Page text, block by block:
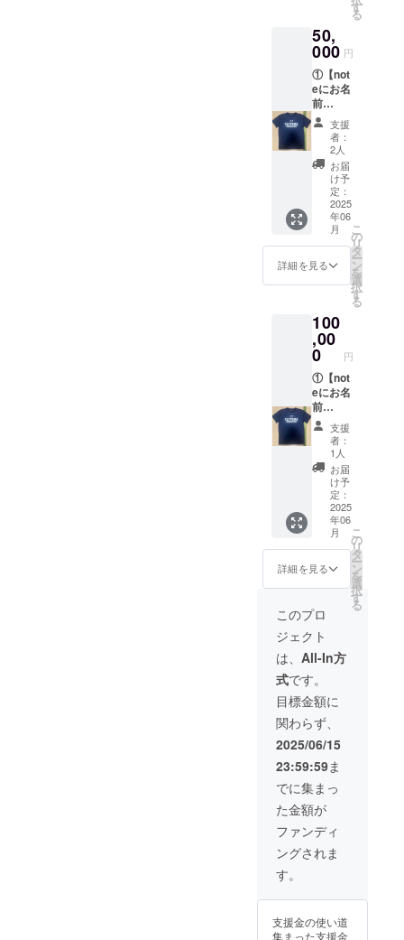
ネーム
欄にご
記入を
お願い
いたし
ます。
※文字で
のみの
掲載に
なりま
す。ま
たnote
が続く
限り、
掲載を
させて
いただ
きま
ド入り
感謝の
手紙】
を送ら
せてい
ただき
ます。
カー
ド、お
手紙と
もにご
指名い
ただけ
ますの
で、ご
希望の
部員が
いらっ
ら、備
考欄に
記入を
お願い
いたし
ます。
※選手
カード
は選手
の写真
を用い
た手作
りにな
りま
す。丁
寧に作
らせて
いただ
③【埼
玉大学
硬式野
す
る
50,
000 円
①【not
eにお名
前
（ニッ
クネー
ム）を
掲載】
させて
いただ
きま
す。ご
希望の
お名前
または
ニック
ネーム
欄にご
記入い
ただき
たいで
す。 ※
文字で
のみの
掲載に
なりま
す。ま
たnote
が続く
限り、
掲載を
させて
いただ
きま
す。
②【選
手カー
ド入り
感謝の
手紙】
を送ら
せてい
ただき
ます。
※選手
カード
は選手
の写真
を用い
た手作
りにな
りま
す。丁
寧に作
らせて
す。
名前刺
支援
者：
2人
お届
け予
定：
2025
年06
月
詳細を見る
こ
の
リ
タ
ー
ン
を
選
択
す
る
100
,00
0 円
①【not
eにお名
前
（ニッ
クネー
ム）を
掲載】
させて
いただ
きま
す。ご
希望の
お名前
または
ニック
ネーム
を備考
欄にご
記入い
ただき
たいで
す。 ※
文字で
のみの
掲載に
なりま
す。ま
たnote
が続く
限り、
掲載を
させて
いただ
きま
選手
入り感
支援
者：
1人
お届
け予
定：
2025
年06
月
詳細を見る
こ
の
リ
タ
ー
ン
を
選
択
す
る
このプロ
ジェクト
は、 All-In方
式です。
目標金額に
関わらず、
2025/06/15
23:59:59ま
でに集まっ
た金額が
ファンディ
ングされま
す。
支援金の使い道
集まった支援金